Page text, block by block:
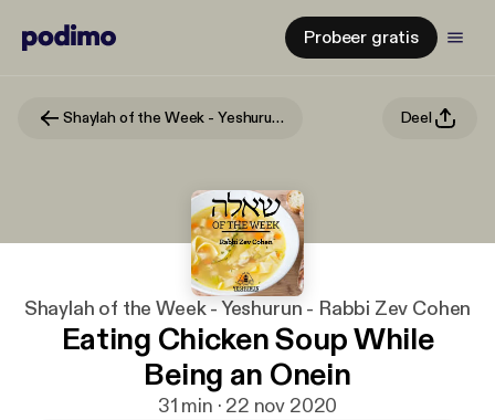
Probeer gratis
Shaylah of the Week - Yeshurun - Rabbi Zev Cohen Deel
Shaylah of the Week - Yeshurun - Rabbi Zev Cohen
Eating Chicken Soup While
Being an Onein
31 min · 22 nov 2020